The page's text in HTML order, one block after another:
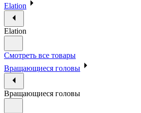
Elation
Elation
Смотреть все товары
Вращающиеся головы
Вращающиеся головы